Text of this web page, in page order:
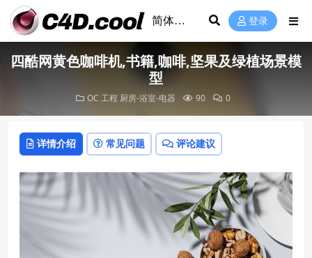
登录
四酷网黄色咖啡机,书籍,咖啡,坚果及绿植场景模
型
OC 工程 厨房-浴室-电器 90 0
详情介绍 常见问题 评论建议